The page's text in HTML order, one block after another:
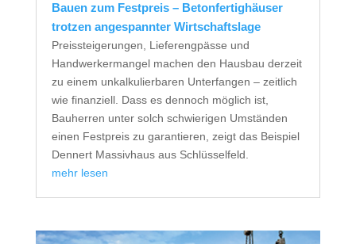
Bauen zum Festpreis – Betonfertighäuser
trotzen angespannter Wirtschaftslage
Preissteigerungen, Lieferengpässe und
Handwerkermangel machen den Hausbau derzeit
zu einem unkalkulierbaren Unterfangen – zeitlich
wie finanziell. Dass es dennoch möglich ist,
Bauherren unter solch schwierigen Umständen
einen Festpreis zu garantieren, zeigt das Beispiel
Dennert Massivhaus aus Schlüsselfeld.
mehr lesen